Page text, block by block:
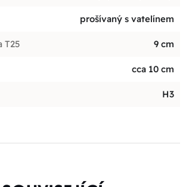
prošívaný s vatelínem
T25 9 cm
cca 10 cm
H3